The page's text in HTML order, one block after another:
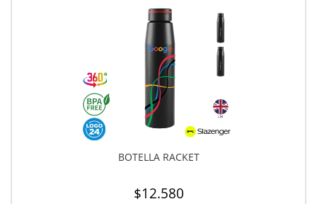
BOTELLA RACKET
$12.580